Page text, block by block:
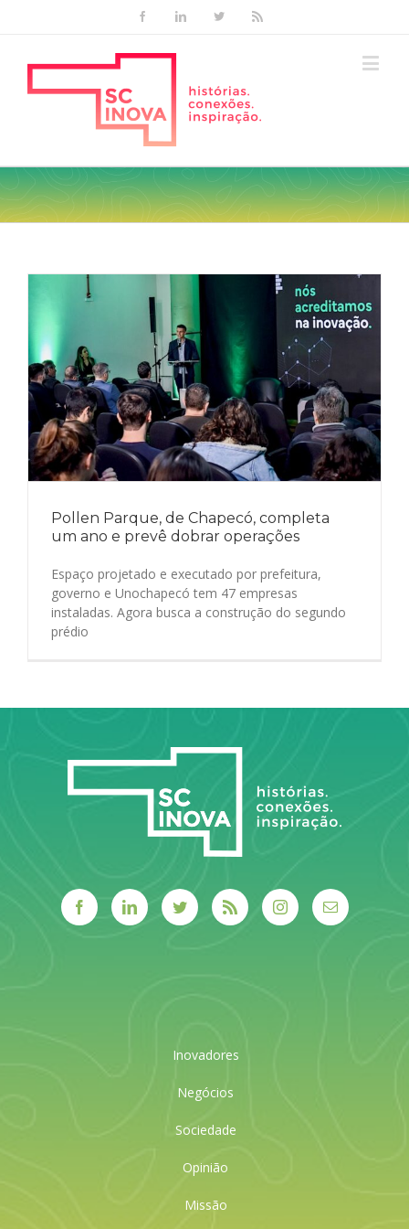
FacebookLinkedinTwitter
Pollen Parque, de Chapecó, completa
um ano e prevê dobrar operações
Espaço projetado e executado por prefeitura,
governo e Unochapecó tem 47 empresas
instaladas. Agora busca a construção do segundo
prédio
Inovadores
Negócios
Sociedade
Opinião
Missão